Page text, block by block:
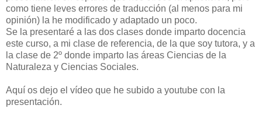
como tiene leves errores de traducción (al menos para mi
opinión) la he modificado y adaptado un poco.
Se la presentaré a las dos clases donde imparto docencia
este curso, a mi clase de referencia, de la que soy tutora, y a
la clase de 2º donde imparto las áreas Ciencias de la
Naturaleza y Ciencias Sociales.
Aquí os dejo el vídeo que he subido a youtube con la
presentación.